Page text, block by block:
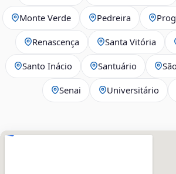
Monte Verde Pedreira
Renascença Santa Vitória
Santo Inácio Santuário
Senai Universitário